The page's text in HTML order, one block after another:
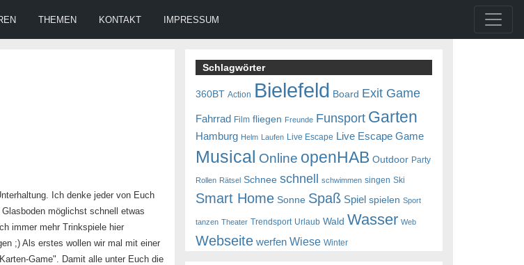
THEMEN KONTAKT IMPRESSUM
Ich denke jeder von Euch
möglichst schnell etwas
immer mehr Trinkspiele hier
;) Als erstes wollen wir mal mit einer
Game". Damit alle unter Euch die
Schlagwörter
360BT Action Bielefeld Board Exit Game
Fahrrad Film fliegen Freunde Funsport Garten
Hamburg Helm Laufen Live Escape Live Escape Game
Musical Online openHAB Outdoor Party
Rollen Rätsel Schnee schnell schwimmen singen Ski
Smart Home Sonne Spaß Spiel spielen Sport
tanzen Theater Trendsport Urlaub Wald Wasser Web
Webseite werfen Wiese Winter